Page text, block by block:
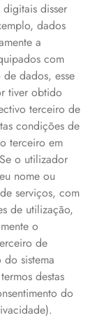
disser
dados
a
com
dados, esse
tiver obtido
terceiro de
condições de
terceiro em
o utilizador
nome ou
serviços, com
de utilização,
o
de
sistema
destas
do